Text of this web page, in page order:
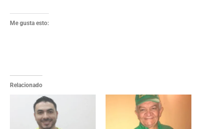
Me gusta esto:
Relacionado